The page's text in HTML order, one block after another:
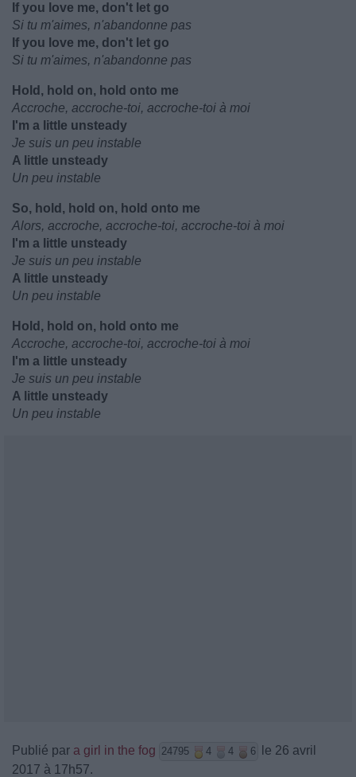
If you love me, don't let go
Si tu m'aimes, n'abandonne pas
If you love me, don't let go
Si tu m'aimes, n'abandonne pas
Hold, hold on, hold onto me
Accroche, accroche-toi, accroche-toi à moi
I'm a little unsteady
Je suis un peu instable
A little unsteady
Un peu instable
So, hold, hold on, hold onto me
Alors, accroche, accroche-toi, accroche-toi à moi
I'm a little unsteady
Je suis un peu instable
A little unsteady
Un peu instable
Hold, hold on, hold onto me
Accroche, accroche-toi, accroche-toi à moi
I'm a little unsteady
Je suis un peu instable
A little unsteady
Un peu instable
Publié par a girl in the fog 24795 4 4 6
le 26 avril
2017 à 17h57.